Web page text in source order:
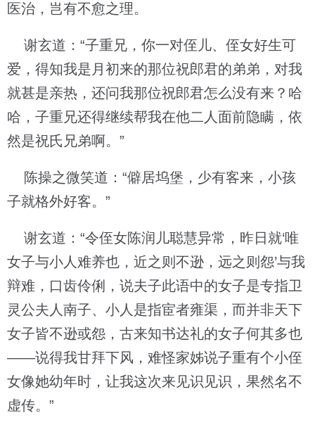
医治，岂有不愈之理。
谢玄道：“子重兄，你一对侄儿、侄女好生可
爱，得知我是月初来的那位祝郎君的弟弟，对我
就甚是亲热，还问我那位祝郎君怎么没有来？哈
哈，子重兄还得继续帮我在他二人面前隐瞒，依
然是祝氏兄弟啊。”
陈操之微笑道：“僻居坞堡，少有客来，小孩
子就格外好客。”
谢玄道：“令侄女陈润儿聪慧异常，昨日就‘唯
女子与小人难养也，近之则不逊，远之则怨’与我
辩难，口齿伶俐，说夫子此语中的女子是专指卫
灵公夫人南子、小人是指宦者雍渠，而并非天下
女子皆不逊或怨，古来知书达礼的女子何其多也
——说得我甘拜下风，难怪家姊说子重有个小侄
女像她幼年时，让我这次来见识见识，果然名不
虚传。”